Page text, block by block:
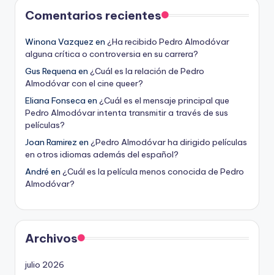
Comentarios recientes
Winona Vazquez en ¿Ha recibido Pedro Almodóvar
alguna crítica o controversia en su carrera?
Gus Requena en ¿Cuál es la relación de Pedro
Almodóvar con el cine queer?
Eliana Fonseca en ¿Cuál es el mensaje principal que
Pedro Almodóvar intenta transmitir a través de sus
películas?
Joan Ramirez en ¿Pedro Almodóvar ha dirigido películas
en otros idiomas además del español?
André en ¿Cuál es la película menos conocida de Pedro
Almodóvar?
Archivos
julio 2026